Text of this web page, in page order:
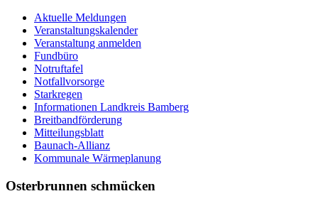
Aktuelle Meldungen
Veranstaltungskalender
Veranstaltung anmelden
Fundbüro
Notruftafel
Notfallvorsorge
Starkregen
Informationen Landkreis Bamberg
Breitbandförderung
Mitteilungsblatt
Baunach-Allianz
Kommunale Wärmeplanung
Osterbrunnen schmücken